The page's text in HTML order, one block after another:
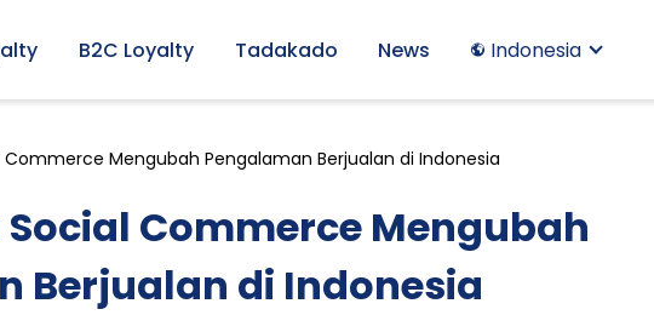
B2C Loyalty Tadakado News Indonesia
Mengubah Pengalaman Berjualan di Indonesia
Commerce Mengubah
Berjualan di Indonesia